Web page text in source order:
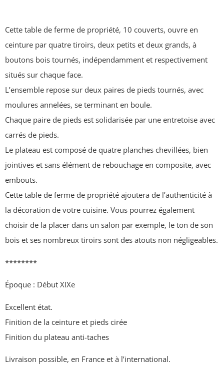
Cette table de ferme de propriété, 10 couverts, ouvre en
ceinture par quatre tiroirs, deux petits et deux grands, à
boutons bois tournés, indépendamment et respectivement
situés sur chaque face.
L’ensemble repose sur deux paires de pieds tournés, avec
moulures annelées, se terminant en boule.
Chaque paire de pieds est solidarisée par une entretoise avec
carrés de pieds.
Le plateau est composé de quatre planches chevillées, bien
jointives et sans élément de rebouchage en composite, avec
embouts.
Cette table de ferme de propriété ajoutera de l’authenticité à
la décoration de votre cuisine. Vous pourrez également
choisir de la placer dans un salon par exemple, le ton de son
bois et ses nombreux tiroirs sont des atouts non négligeables.
********
Époque : Début XIXe
Excellent état.
Finition de la ceinture et pieds cirée
Finition du plateau anti-taches
Livraison possible, en France et à l’international.